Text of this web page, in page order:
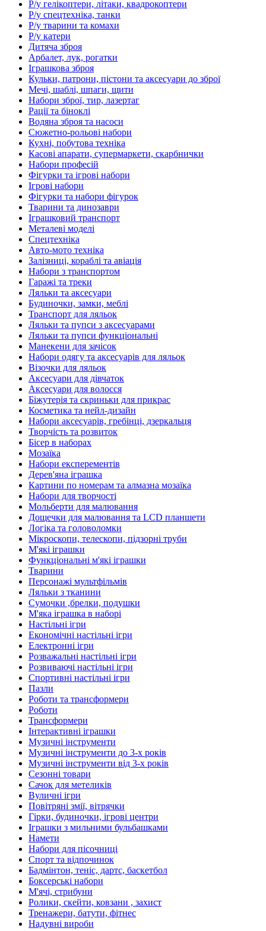
Р/у гелікоптери, літаки, квадрокоптери
Р/у спецтехніка, танки
Р/у тварини та комахи
Р/у катери
Дитяча зброя
Арбалет, лук, рогатки
Іграшкова зброя
Кульки, патрони, пістони та аксесуари до зброї
Мечі, шаблі, шпаги, щити
Набори зброї, тир, лазертаг
Рації та біноклі
Водяна зброя та насоси
Сюжетно-рольові набори
Кухні, побутова техніка
Касові апарати, супермаркети, скарбнички
Набори професій
Фігурки та ігрові набори
Ігрові набори
Фігурки та набори фігурок
Тварини та динозаври
Іграшковий транспорт
Металеві моделі
Спецтехніка
Авто-мото техніка
Залізниці, кораблі та авіація
Набори з транспортом
Гаражі та треки
Ляльки та аксесуари
Будиночки, замки, меблі
Транспорт для ляльок
Ляльки та пупси з аксесуарами
Ляльки та пупси функціональні
Манекени для зачісок
Набори одягу та аксесуарів для ляльок
Візочки для ляльок
Аксесуари для дівчаток
Аксесуари для волосся
Біжутерія та скриньки для прикрас
Косметика та нейл-дизайн
Набори аксесуарів, гребінці, дзеркальця
Творчість та розвиток
Бісер в наборах
Мозаїка
Набори експерементів
Дерев'яна іграшка
Картини по номерам та алмазна мозаїка
Набори для творчості
Мольберти для малювання
Дощечки для малювання та LCD планшети
Логіка та головоломки
Мікроскопи, телескопи, підзорні труби
М'які іграшки
Функціональні м'які іграшки
Тварини
Персонажі мультфільмів
Ляльки з тканини
Сумочки ,брелки, подушки
М'яка іграшка в наборі
Настільні ігри
Економічні настільні ігри
Електронні ігри
Розважальні настільні ігри
Розвиваючі настільні ігри
Спортивні настільні ігри
Пазли
Роботи та трансформери
Роботи
Трансформери
Інтерактивні іграшки
Музичні інструменти
Музичні інструменти до 3-х років
Музичні інструменти від 3-х років
Сезонні товари
Сачок для метеликів
Вуличні ігри
Повітряні змії, вітрячки
Гірки, будиночки, ігрові центри
Іграшки з мильними бульбашками
Намети
Набори для пісочниці
Спорт та відпочинок
Бадмінтон, теніс, дартс, баскетбол
Боксерські набори
М'ячі, стрибуни
Ролики, скейти, ковзани , захист
Тренажери, батути, фітнес
Надувні вироби